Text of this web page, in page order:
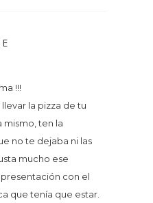
!!!
la pizza de tu
mismo, ten la
no te dejaba ni las
mucho ese
con el
que tenía que estar.